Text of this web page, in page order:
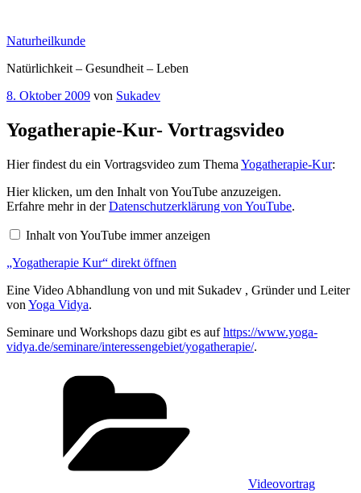
springen
Naturheilkunde
Natürlichkeit – Gesundheit – Leben
Veröffentlicht
8. Oktober 2009 von Sukadev
Yogatherapie-Kur- Vortragsvideo
Hier findest du ein Vortragsvideo zum Thema Yogatherapie-Kur:
„Yogatherapie
Kur“
von
anzeigen
Hier klicken, um den Inhalt von YouTube anzuzeigen.
Erfahre mehr in derDatenschutzerklärung von YouTube.
Inhalt von YouTube immer anzeigen
„Yogatherapie Kur“ direkt öffnen
Eine Video Abhandlung von und mit Sukadev , Gründer und Leiter
von Yoga Vidya.
Seminare und Workshops dazu gibt es aufhttps://www.yoga-
vidya.de/seminare/interessengebiet/yogatherapie/.
Videovortrag